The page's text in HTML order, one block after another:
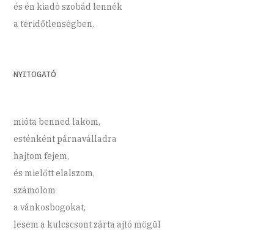
és én kiadó szobád lennék
a téridőtlenségben.
NYITOGATÓ
mióta benned lakom,
esténként párnaválladra
hajtom fejem,
és mielőtt elalszom,
számolom
a vánkosbogokat,
lesem a kulcscsont zárta ajtó mögül